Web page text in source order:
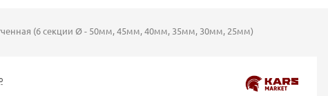
(6 секции Ø - 50мм, 45мм, 40мм, 35мм, 30мм, 25мм)